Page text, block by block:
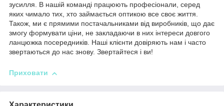
зусилля. В нашій команді працюють професіонали, серед
яких чимало тих, хто займається оптикою все своє життя.
Також, ми є прямими постачальниками від виробників, що дає
змогу формувати ціни, не закладаючи в них інтереси довгого
ланцюжка посередників. Наші клієнти довіряють нам і часто
звертаються до нас знову. Звертайтеся і ви!
Приховати